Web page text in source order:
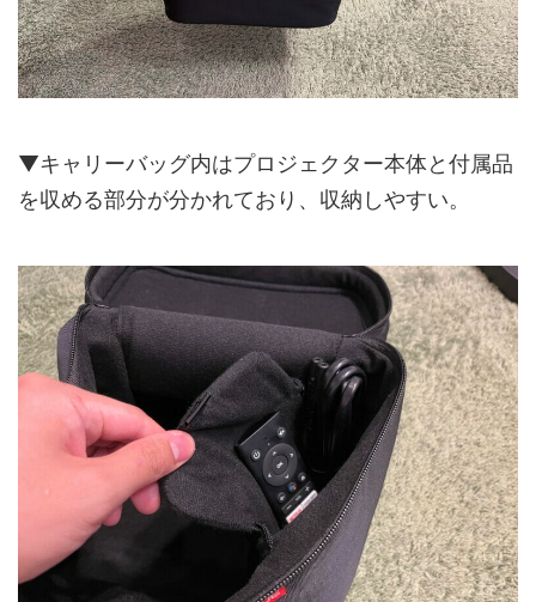
▼キャリーバッグ内はプロジェクター本体と付属品
を収める部分が分かれており、収納しやすい。